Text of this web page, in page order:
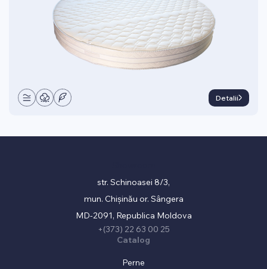
Detalii
str. Schinoasei 8/3,
mun. Chișinău or. Sângera
MD-2091, Republica Moldova
+(373) 22 63 00 25
Catalog
Perne